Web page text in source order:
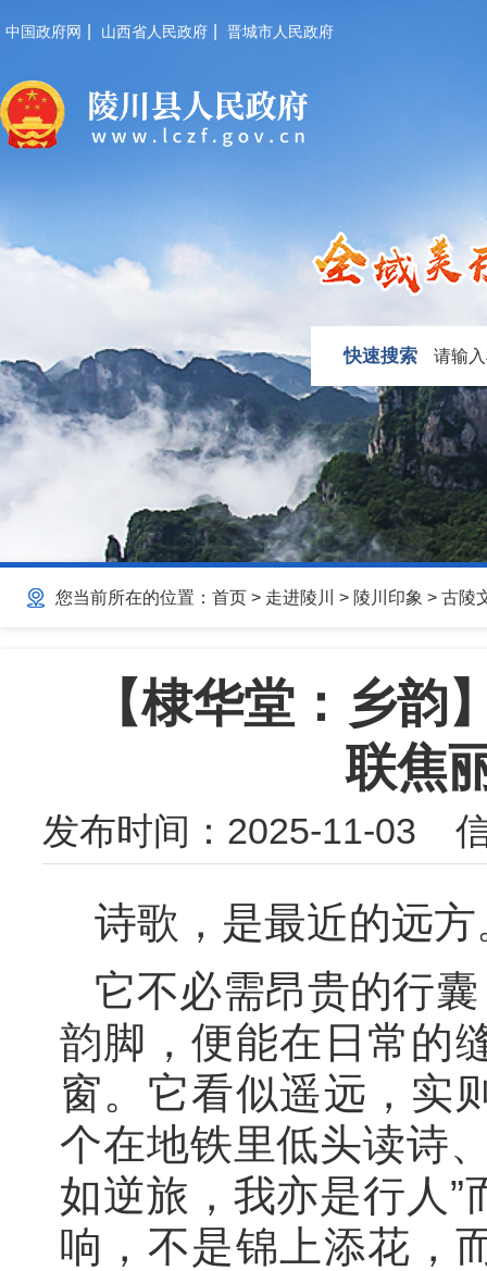
中国政府网 山西省人民政府 晋城市人民政府
快速搜索
您当前所在的位置： 首页 > 走进陵川 > 陵川印象 > 古陵
【棣华堂：乡
联焦
发布时间： 2025-11-03 信
诗歌，是最近的远方
它不必需昂贵的行
韵脚，便能在日常的
窗。它看似遥远，实
个在地铁里低头读诗
如逆旅，我亦是行人
响，不是锦上添花